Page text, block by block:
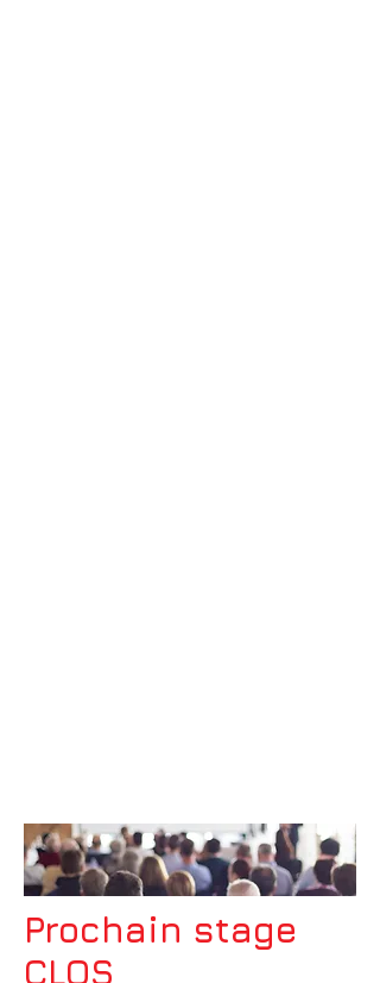
Prochain stage
CLOS